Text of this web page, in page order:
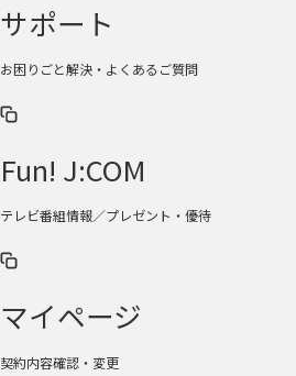
サポート
お困りごと解決・よくあるご質問
Fun! J:COM
テレビ番組情報／プレゼント・優待
マイページ
契約内容確認・変更